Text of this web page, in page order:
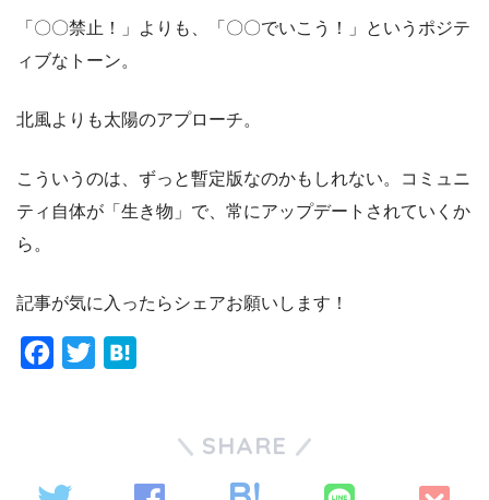
「〇〇禁止！」よりも、「〇〇でいこう！」というポジテ
ィブなトーン。
北風よりも太陽のアプローチ。
こういうのは、ずっと暫定版なのかもしれない。コミュニ
ティ自体が「生き物」で、常にアップデートされていくか
ら。
記事が気に入ったらシェアお願いします！
b
n
SHARE